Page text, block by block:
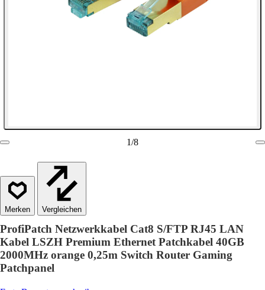
1/8
Vergleichen
ProfiPatch Netzwerkkabel Cat8 S/FTP RJ45 LAN
Kabel LSZH Premium Ethernet Patchkabel 40GB
2000MHz orange 0,25m Switch Router Gaming
Patchpanel